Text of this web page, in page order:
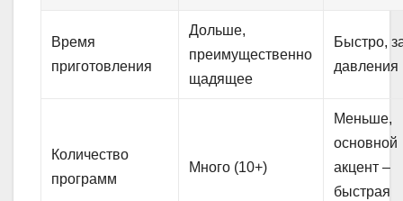
Время
приготовления
Дольше,
преимущественно
щадящее
Быстро,
давления
Количество
программ
Много (10+)
Меньше,
основной
акцент –
быстрая